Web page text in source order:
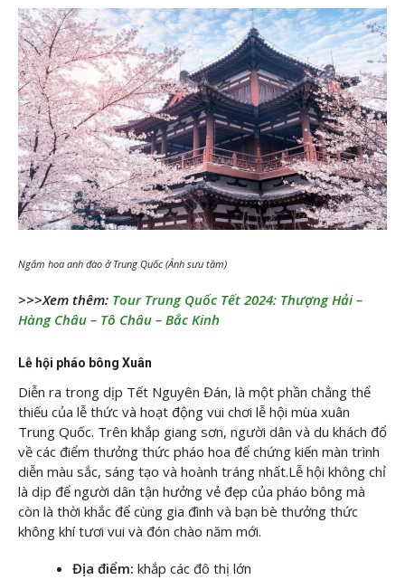
Ngắm hoa anh đào ở Trung Quốc (Ảnh sưu tầm)
>>>Xem thêm: Tour Trung Quốc Tết 2024: Thượng Hải –
Hàng Châu – Tô Châu – Bắc Kinh
Lễ hội pháo bông Xuân
Diễn ra trong dịp Tết Nguyên Đán, là một phần chẳng thể
thiếu của lễ thức và hoạt động vui chơi lễ hội mùa xuân
Trung Quốc. Trên khắp giang sơn, người dân và du khách đổ
về các điểm thưởng thức pháo hoa để chứng kiến màn trình
diễn màu sắc, sáng tạo và hoành tráng nhất.Lễ hội không chỉ
là dịp để người dân tận hưởng vẻ đẹp của pháo bông mà
còn là thời khắc để cùng gia đình và bạn bè thưởng thức
không khí tươi vui và đón chào năm mới.
Địa điểm: khắp các đô thị lớn